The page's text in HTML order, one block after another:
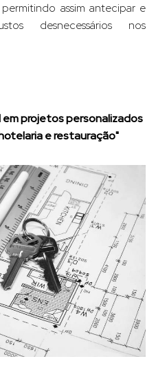
assim antecipar e
desnecessários nos
em projetos personalizados
e restauração"